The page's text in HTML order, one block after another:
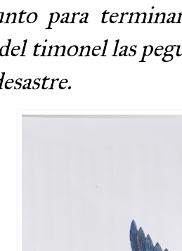
para
timonel las